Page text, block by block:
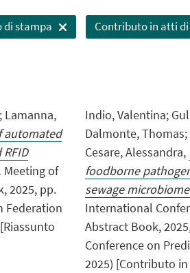
di stampa Contributo in atti
Lamanna,
automated
of
2025, pp.
Federation
Indio, Valentina;
Dalmonte,
Cesare, Alessandra,
foodborne
sewage
International
Abstract Book,
Conference on
2025) [Contributo